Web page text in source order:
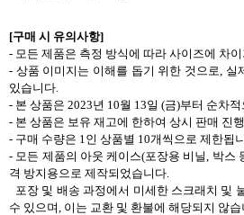
[구매 시 유의사항]
- 모든 제품은 측정 방식에 따라 사이즈에 차
- 상품 이미지는 이해를 돕기 위한 것으로, 실
있습니다.
- 본 상품은 2023년 10월 13일 (금)부터 순차
- 본 상품은 보유 재고에 한하여 상시 판매 진
- 구매 수량은 1인 상품별 10개씩으로 제한됩
- 모든 제품의 아웃 케이스(포장용 비닐, 박스
격 방지용으로 제작되었습니다.
포장 및 배송 과정에서 미세한 스크래치 및
수 있으며, 이는 교환 및 환불에 해당되지 않